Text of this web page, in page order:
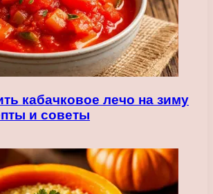
кабачковое лечо на зиму
и советы